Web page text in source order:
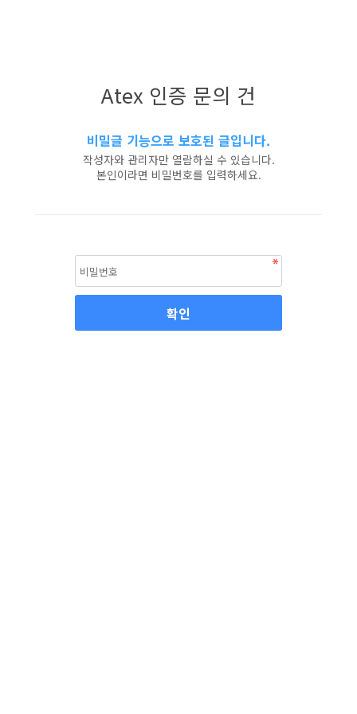
Atex 인증 문의 건
비밀글 기능으로 보호된 글입니다.
작성자와 관리자만 열람하실 수 있습니다.
본인이라면 비밀번호를 입력하세요.